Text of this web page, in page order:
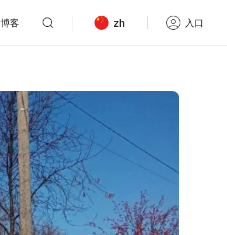
博客 zh 入口